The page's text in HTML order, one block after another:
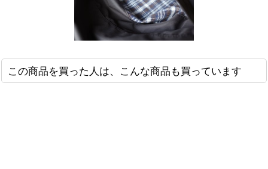
この商品を買った人は、こんな商品も買っています